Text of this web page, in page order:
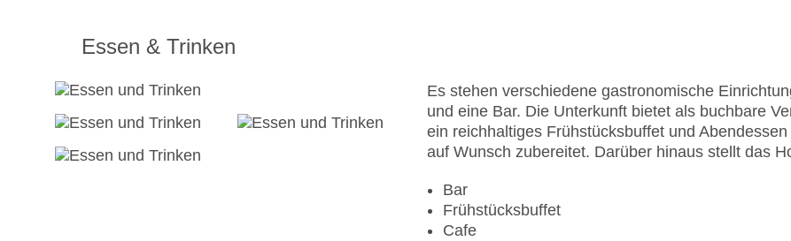
Essen & Trinken
Es stehen verschiedene gastronomische
und eine Bar. Die Unterkunft bietet als buchbare
ein reichhaltiges Frühstücksbuffet und
auf Wunsch zubereitet. Darüber hinaus stellt das
Bar
Frühstücksbuffet
Cafe